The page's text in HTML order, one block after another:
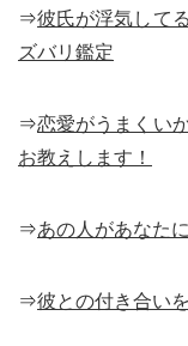
⇒彼氏が浮気して
ズバリ鑑定
⇒恋愛がうまくい
お教えします！
⇒あの人があなた
⇒彼との付き合い